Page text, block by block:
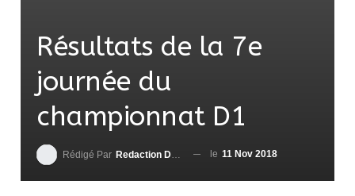
Résultats de la 7e
journée du
championnat D1
Rédigé Par Redaction DjenaSport le 11 Nov 2018